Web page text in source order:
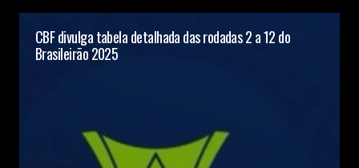
CBF divulga tabela detalhada das rodadas 2 a 12 do
Brasileirão 2025